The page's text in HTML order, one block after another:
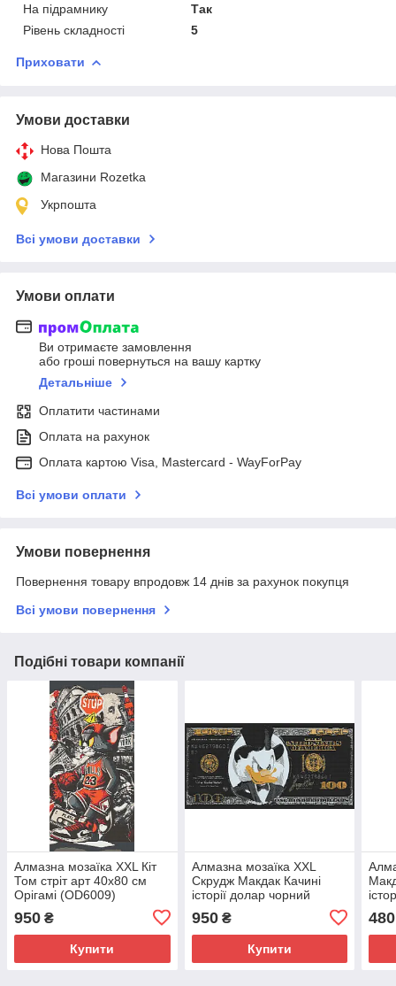
На підрамнику
Так
Рівень складності
5
Приховати
Умови доставки
Нова Пошта
Магазини Rozetka
Укрпошта
Всі умови доставки
Умови оплати
Ви отримаєте замовлення
або гроші повернуться на вашу картку
Детальніше
Оплатити частинами
Оплата на рахунок
Оплата картою Visa, Mastercard - WayForPay
Всі умови оплати
Умови повернення
Повернення товару впродовж 14 днів за рахунок покупця
Всі умови повернення
Подібні товари компанії
Алмазна мозаїка XXL Кіт
Том стріт арт 40х80 см
Орігамі (OD6009)
950 ₴
Купити
Алмазна мозаїка XXL
Скрудж Макдак Качині
історії долар чорний
(OD3287)
950₴
Купити
480